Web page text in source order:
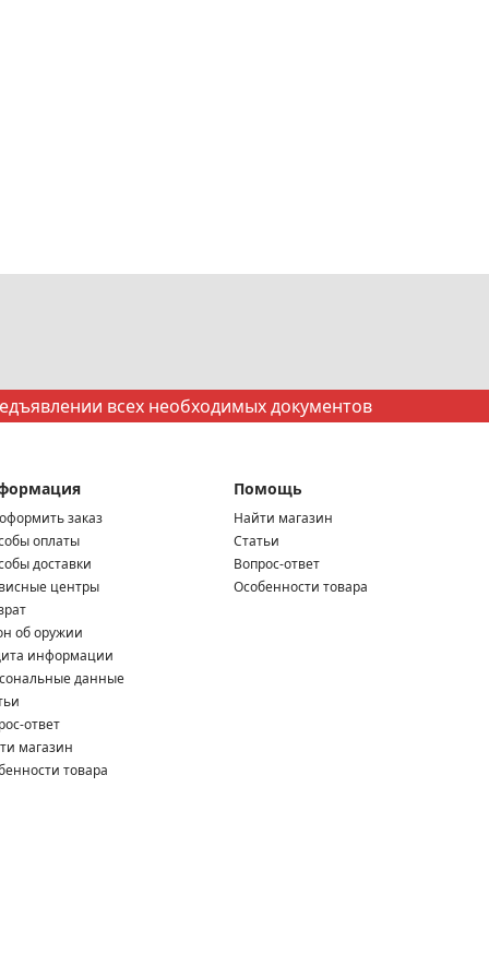
всех необходимых документов
заказ
оплаты
доставки
центры
об оружии
информации
данные
ответ
магазин
товара
Помощь
Найти магазин
Статьи
Вопрос-ответ
Особенности товара